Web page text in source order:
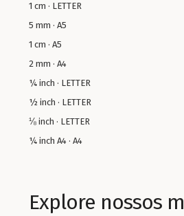
1 cm · LETTER
5 mm · A5
1 cm · A5
2 mm · A4
¼ inch · LETTER
½ inch · LETTER
⅛ inch · LETTER
¼ inch A4 · A4
Explore nossos